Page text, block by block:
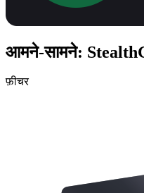
आमने-सामने:
फ़ीचर